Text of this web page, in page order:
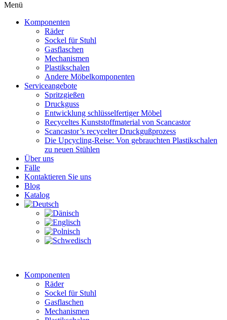
Menü
Komponenten
Räder
Sockel für Stuhl
Gasflaschen
Mechanismen
Plastikschalen
Andere Möbelkomponenten
Serviceangebote
Spritzgießen
Druckguss
Entwicklung schlüsselfertiger Möbel
Recyceltes Kunststoffmaterial von Scancastor
Scancastor’s recycelter Druckgußprozess
Die Upcycling-Reise: Von gebrauchten Plastikschalen
zu neuen Stühlen
Über uns
Fälle
Kontaktieren Sie uns
Blog
Katalog
Komponenten
Räder
Sockel für Stuhl
Gasflaschen
Mechanismen